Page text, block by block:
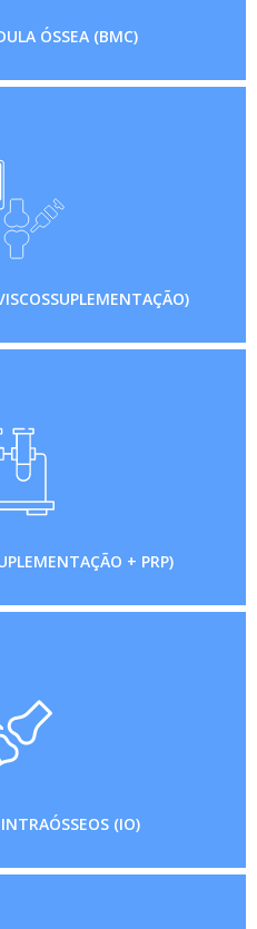
ÓSSEA (BMC)
+ PRP)
(IO)